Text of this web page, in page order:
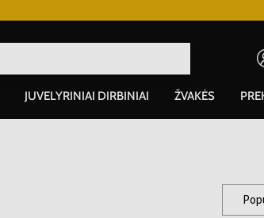
JUVELYRINIAI DIRBINIAI ŽVAKĖS